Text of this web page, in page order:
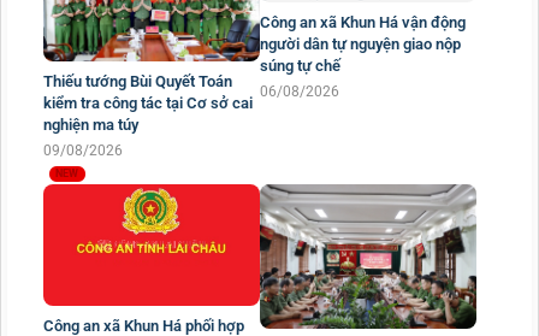
Thiếu tướng Bùi Quyết Toán
kiểm tra công tác tại Cơ sở cai
nghiện ma túy
09/08/2026
Công an xã Khun Há vận động
người dân tự nguyện giao nộp
súng tự chế
06/08/2026
Công an xã Khun Há phối hợp